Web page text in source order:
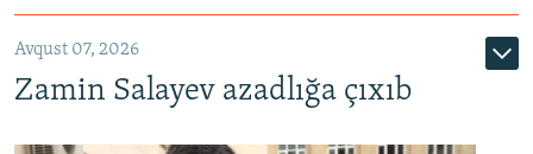
Avqust 07, 2026
Zamin Salayev azadlığa çıxıb